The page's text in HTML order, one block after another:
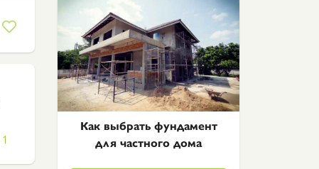
1
Как выбрать фундамент
для частного дома